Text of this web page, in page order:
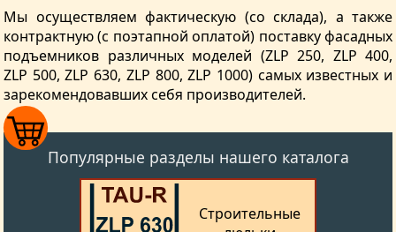
Мы осуществляем фактическую (со склада), а также
контрактную (с поэтапной оплатой) поставку фасадных
подъемников различных моделей (ZLP 250, ZLP 400,
ZLP 500, ZLP 630, ZLP 800, ZLP 1000) самых известных и
зарекомендовавших себя производителей.
Популярные разделы нашего каталога
Строительные